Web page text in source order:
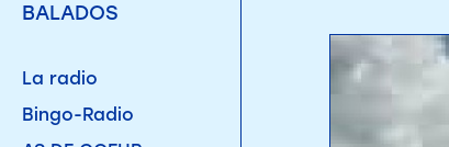
BALADOS
La radio
Bingo-Radio